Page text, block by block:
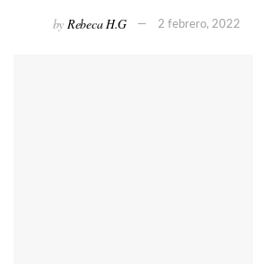
by Rebeca H.G 2 febrero, 2022